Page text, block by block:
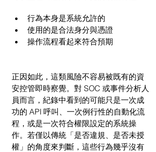
行為本身是系統允許的
使用的是合法身分與憑證
操作流程看起來符合預期
正因如此，這類風險不容易被既有的資
安控管即時察覺。對 SOC 或事件分析人
員而言，紀錄中看到的可能只是一次成
功的 API 呼叫、一次例行性的自動化流
程，或是一次符合權限設定的系統操
作。若僅以傳統「是否違規、是否未授
權」的角度來判斷，這些行為幾乎沒有